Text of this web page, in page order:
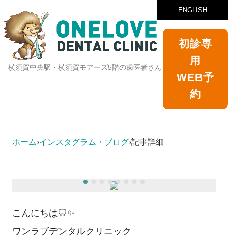
ENGLISH
横須賀中央駅・横須賀モアーズ5階の歯医者さん
初診専
用
WEB予
約
ホーム›インスタグラム・ブログ›記事詳細
こんにちは🦷✨
ワンラブデンタルクリニック